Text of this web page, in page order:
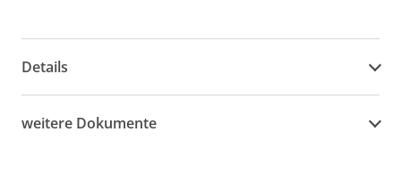
Details
weitere Dokumente